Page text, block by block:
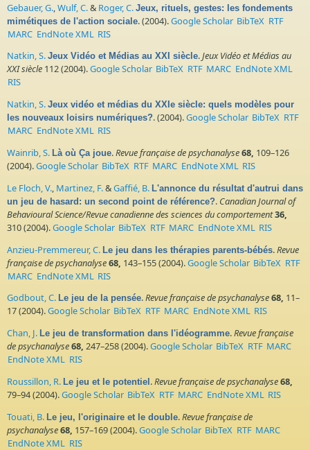
Gebauer, G. Wulf, C.& Roger, C. Jeux, rituels, gestes: les fondements
mimétiques de l'action sociale. (2004).Google Scholar BibTeX RTF
MARC EndNote XML RIS
Natkin, S. Jeux Vidéo et Médias au XXI siècle.Jeux Vidéo et Médias au
XXI siècle 112 (2004).Google Scholar BibTeX RTF MARC EndNote XML
RIS
Natkin, S. Jeux vidéo et médias du XXIe siècle: quels modèles pour
les nouveaux loisirs numériques?. (2004).Google Scholar BibTeX RTF
MARC EndNote XML RIS
Wainrib, S. Là où Ça joue.Revue française de psychanalyse68, 109–126
(2004).Google Scholar BibTeX RTF MARC EndNote XML RIS
Le Floch, V., Martinez, F.&Gaffié, B. L'annonce du résultat d'autrui dans
un jeu de hasard: un second point de référence?. Canadian Journal of
Behavioural Science/Revue canadienne des sciences du comportement36,
310 (2004).Google Scholar BibTeX RTF MARC EndNote XML RIS
Anzieu-Premmereur, C. Le jeu dans les thérapies parents-bébés.Revue
française de psychanalyse68, 143–155 (2004).Google Scholar BibTeX RTF
MARC EndNote XML RIS
Godbout, C. Le jeu de la pensée.Revue française de psychanalyse68, 11–
17 (2004).Google Scholar BibTeX RTF MARC EndNote XML RIS
Chan, J. Le jeu de transformation dans l'idéogramme.Revue française
de psychanalyse68, 247–258 (2004).Google Scholar BibTeX RTF MARC
EndNote XML RIS
Roussillon, R. Le jeu et le potentiel .Revue française de psychanalyse68,
79–94 (2004).Google Scholar BibTeX RTF MARC EndNote XML RIS
Touati, B. Le jeu, l'originaire et le double.Revue française de
psychanalyse68, 157–169 (2004).Google Scholar BibTeX RTF MARC
EndNote XML RIS